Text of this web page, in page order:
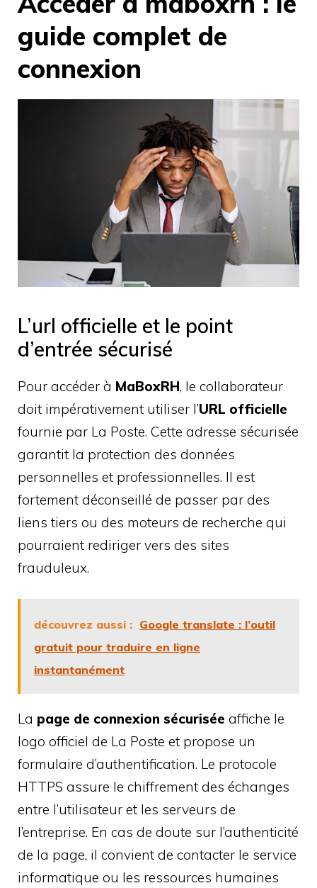
guide complet de
connexion
L’url officielle et le point
d’entrée sécurisé
Pour accéder à MaBoxRH, le collaborateur
doit impérativement utiliser l’URL officielle
fournie par La Poste. Cette adresse sécurisée
garantit la protection des données
personnelles et professionnelles. Il est
fortement déconseillé de passer par des
liens tiers ou des moteurs de recherche qui
pourraient rediriger vers des sites
frauduleux.
découvrez aussi : Google translate : l’outil
gratuit pour traduire en ligne
instantanément
La page de connexion sécurisée affiche le
logo officiel de La Poste et propose un
formulaire d’authentification. Le protocole
HTTPS assure le chiffrement des échanges
entre l’utilisateur et les serveurs de
l’entreprise. En cas de doute sur l’authenticité
de la page, il convient de contacter le service
informatique ou les ressources humaines